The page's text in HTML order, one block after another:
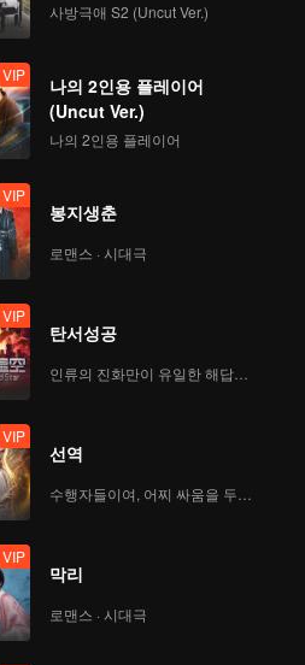
사방극애 S2 (Uncut Ver.)
VIP
나의 2인용 플레이어
(Uncut Ver.)
나의 2인용 플레이어
VIP
봉지생춘
로맨스 · 시대극
VIP
탄서성공
인류의 진화만이 유일한 해답이다
VIP
선역
VIP
막리
로맨스 · 시대극